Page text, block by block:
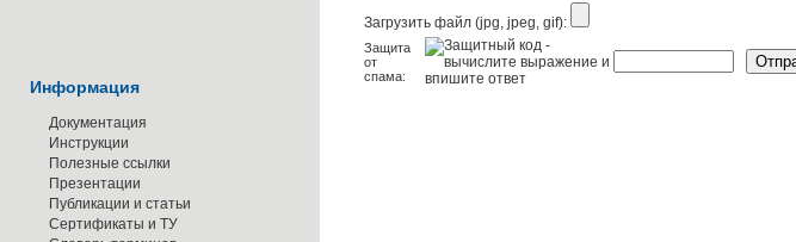
Информация
Документация
Инструкции
Полезные ссылки
Презентации
Публикации и статьи
Сертификаты и ТУ
Загрузить файл (jpg, jpeg, gif):
Защита
от
спама: